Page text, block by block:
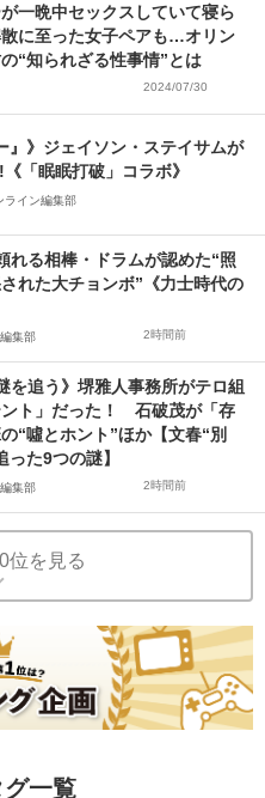
が一晩中セックスしていて寝ら
に至った女子ペアも…オリン
“知られざる性事情”とは
2024/07/30
』》ジェイソン・ステイサムが
「眠眠打破」コラボ》
ライン編集部
れる相棒・ドラムが認めた“照
れた大チョンボ”《力士時代の
集部 2時間前
を追う》堺雅人事務所がテロ組
ト」だった！ 石破茂が「存
“噓とホント”ほか【文春“別
った9つの謎】
集部 2時間前
位を見る
一覧